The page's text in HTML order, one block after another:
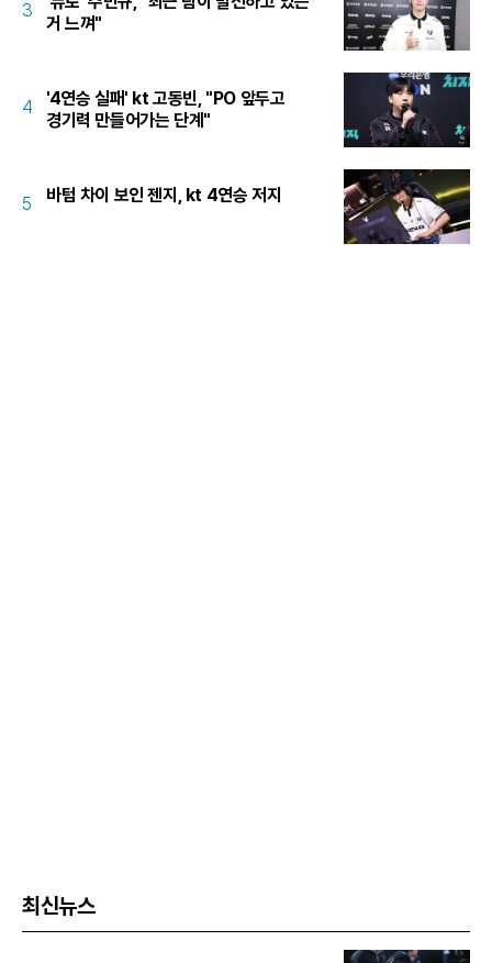
3
거 느껴"
4
'4연승 실패' kt 고동빈, "PO 앞두고
경기력 만들어가는 단계"
5 바텀 차이 보인 젠지, kt 4연승 저지
최신뉴스